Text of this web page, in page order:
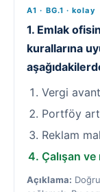
A1 · BG.1 · kolay
1. Emlak
kurallarına
Vergi
Portföy
Reklam
Çalışan
Açıklama: